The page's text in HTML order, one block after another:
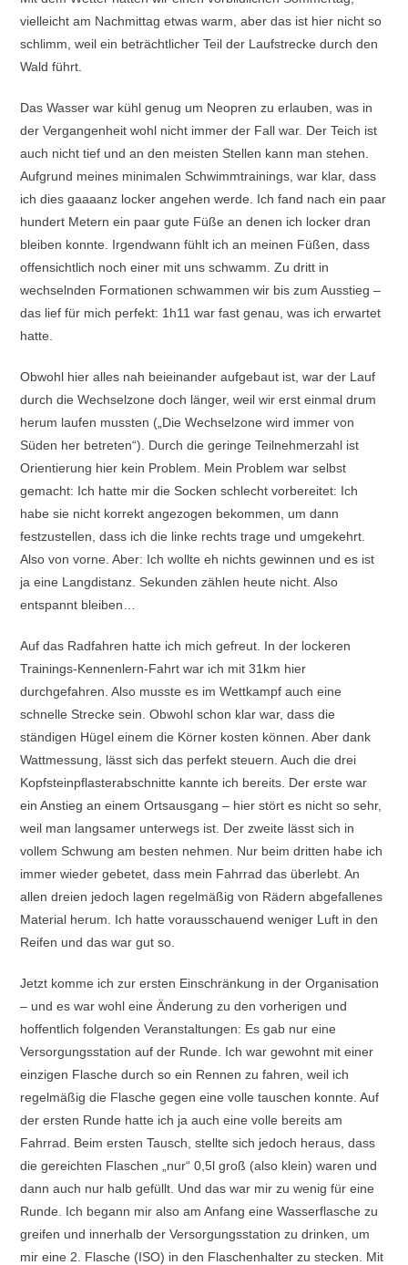
vielleicht am Nachmittag etwas warm, aber das ist hier nicht so
schlimm, weil ein beträchtlicher Teil der Laufstrecke durch den
Wald führt.
Das Wasser war kühl genug um Neopren zu erlauben, was in
der Vergangenheit wohl nicht immer der Fall war. Der Teich ist
auch nicht tief und an den meisten Stellen kann man stehen.
Aufgrund meines minimalen Schwimmtrainings, war klar, dass
ich dies gaaaanz locker angehen werde. Ich fand nach ein paar
hundert Metern ein paar gute Füße an denen ich locker dran
bleiben konnte. Irgendwann fühlt ich an meinen Füßen, dass
offensichtlich noch einer mit uns schwamm. Zu dritt in
wechselnden Formationen schwammen wir bis zum Ausstieg –
das lief für mich perfekt: 1h11 war fast genau, was ich erwartet
hatte.
Obwohl hier alles nah beieinander aufgebaut ist, war der Lauf
durch die Wechselzone doch länger, weil wir erst einmal drum
herum laufen mussten („Die Wechselzone wird immer von
Süden her betreten“). Durch die geringe Teilnehmerzahl ist
Orientierung hier kein Problem. Mein Problem war selbst
gemacht: Ich hatte mir die Socken schlecht vorbereitet: Ich
habe sie nicht korrekt angezogen bekommen, um dann
festzustellen, dass ich die linke rechts trage und umgekehrt.
Also von vorne. Aber: Ich wollte eh nichts gewinnen und es ist
ja eine Langdistanz. Sekunden zählen heute nicht. Also
entspannt bleiben…
Auf das Radfahren hatte ich mich gefreut. In der lockeren
Trainings-Kennenlern-Fahrt war ich mit 31km hier
durchgefahren. Also musste es im Wettkampf auch eine
schnelle Strecke sein. Obwohl schon klar war, dass die
ständigen Hügel einem die Körner kosten können. Aber dank
Wattmessung, lässt sich das perfekt steuern. Auch die drei
Kopfsteinpflasterabschnitte kannte ich bereits. Der erste war
ein Anstieg an einem Ortsausgang – hier stört es nicht so sehr,
weil man langsamer unterwegs ist. Der zweite lässt sich in
vollem Schwung am besten nehmen. Nur beim dritten habe ich
immer wieder gebetet, dass mein Fahrrad das überlebt. An
allen dreien jedoch lagen regelmäßig von Rädern abgefallenes
Material herum. Ich hatte vorausschauend weniger Luft in den
Reifen und das war gut so.
Jetzt komme ich zur ersten Einschränkung in der Organisation
– und es war wohl eine Änderung zu den vorherigen und
hoffentlich folgenden Veranstaltungen: Es gab nur eine
Versorgungsstation auf der Runde. Ich war gewohnt mit einer
einzigen Flasche durch so ein Rennen zu fahren, weil ich
regelmäßig die Flasche gegen eine volle tauschen konnte. Auf
der ersten Runde hatte ich ja auch eine volle bereits am
Fahrrad. Beim ersten Tausch, stellte sich jedoch heraus, dass
die gereichten Flaschen „nur“ 0,5l groß (also klein) waren und
dann auch nur halb gefüllt. Und das war mir zu wenig für eine
Runde. Ich begann mir also am Anfang eine Wasserflasche zu
greifen und innerhalb der Versorgungsstation zu drinken, um
mir eine 2. Flasche (ISO) in den Flaschenhalter zu stecken. Mit